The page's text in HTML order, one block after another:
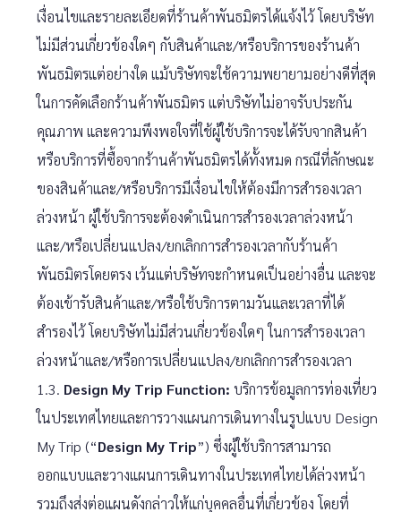
เงื่อนไขและรายละเอียดที่ร้านค้าพันธมิตรได้แจ้งไว้ โดยบริษัท
ไม่มีส่วนเกี่ยวข้องใดๆ กับสินค้าและ/หรือบริการของร้านค้า
พันธมิตรแต่อย่างใด แม้บริษัทจะใช้ความพยายามอย่างดีที่สุด
ในการคัดเลือกร้านค้าพันธมิตร แต่บริษัทไม่อาจรับประกัน
คุณภาพ และความพึงพอใจที่ใช้ผู้ใช้บริการจะได้รับจากสินค้า
หรือบริการที่ซื้อจากร้านค้าพันธมิตรได้ทั้งหมด กรณีที่ลักษณะ
ของสินค้าและ/หรือบริการมีเงื่อนไขให้ต้องมีการสำรองเวลา
ล่วงหน้า ผู้ใช้บริการจะต้องดำเนินการสำรองเวลาล่วงหน้า
และ/หรือเปลี่ยนแปลง/ยกเลิกการสำรองเวลากับร้านค้า
พันธมิตรโดยตรง เว้นแต่บริษัทจะกำหนดเป็นอย่างอื่น และจะ
ต้องเข้ารับสินค้าและ/หรือใช้บริการตามวันและเวลาที่ได้
สำรองไว้ โดยบริษัทไม่มีส่วนเกี่ยวข้องใดๆ ในการสำรองเวลา
ล่วงหน้าและ/หรือการเปลี่ยนแปลง/ยกเลิกการสำรองเวลา
1.3. Design My Trip Function: บริการข้อมูลการท่องเที่ยว
ในประเทศไทยและการวางแผนการเดินทางในรูปแบบ Design
My Trip (“Design My Trip”) ซึ่งผู้ใช้บริการสามารถ
ออกแบบและวางแผนการเดินทางในประเทศไทยได้ล่วงหน้า
รวมถึงส่งต่อแผนดังกล่าวให้แก่บุคคลอื่นที่เกี่ยวข้อง โดยที่